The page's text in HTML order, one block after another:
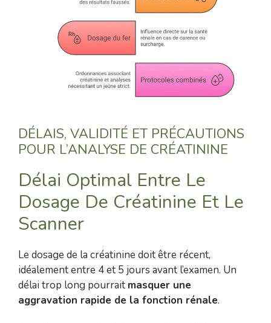
DÉLAIS, VALIDITÉ ET PRÉCAUTIONS
POUR L’ANALYSE DE CRÉATININE
Délai Optimal Entre Le
Dosage De Créatinine Et Le
Scanner
Le dosage de la créatinine doit être récent,
idéalement entre 4 et 5 jours avant l’examen. Un
délai trop long pourrait masquer une
aggravation rapide de la fonction rénale.